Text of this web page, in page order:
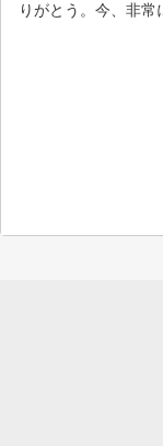
りがとう。今、非常